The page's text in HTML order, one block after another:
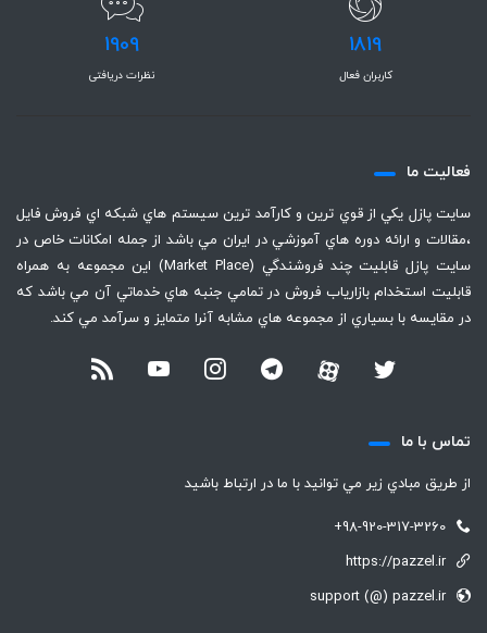
1819
کاربران فعال
1909
نظرات دریافتی
فعاليت ما
سايت پازل يكي از قوي ترين و كارآمد ترين سيستم هاي شبكه اي فروش فايل
،‌مقالات و ارائه دوره هاي آموزشي در ايران مي باشد از جمله امكانات خاص در
سايت پازل قابليت چند فروشندگي (Market Place) اين مجموعه به همراه
قابليت استخدام بازارياب فروش در تمامي جنبه هاي خدماتي آن مي باشد كه
در مقايسه با بسياري از مجموعه هاي مشابه آنرا متمايز و سرآمد مي كند.
تماس با ما
از طريق مبادي زير مي توانيد با ما در ارتباط باشيد
+98-920-317-3260
https://pazzel.ir
support (@) pazzel.ir